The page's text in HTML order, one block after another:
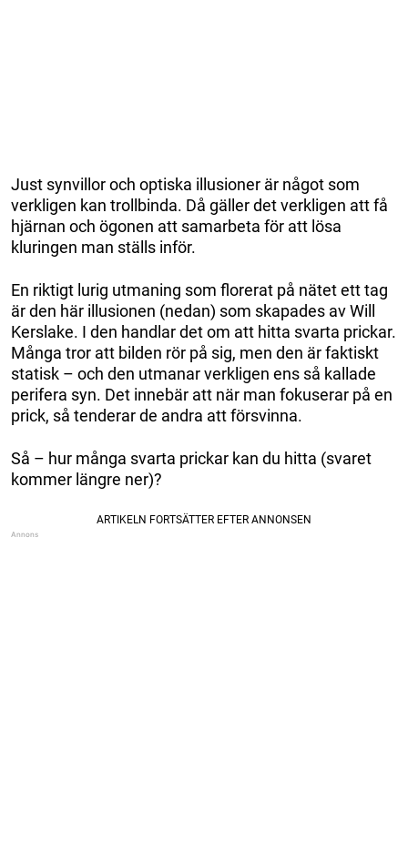
Just synvillor och optiska illusioner är något som
verkligen kan trollbinda. Då gäller det verkligen att få
hjärnan och ögonen att samarbeta för att lösa
kluringen man ställs inför.
En riktigt lurig utmaning som florerat på nätet ett tag
är den här illusionen (nedan) som skapades av Will
Kerslake. I den handlar det om att hitta svarta prickar.
Många tror att bilden rör på sig, men den är faktiskt
statisk – och den utmanar verkligen ens så kallade
perifera syn. Det innebär att när man fokuserar på en
prick, så tenderar de andra att försvinna.
Så – hur många svarta prickar kan du hitta (svaret
kommer längre ner)?